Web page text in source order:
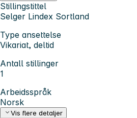
Stillingstittel
Selger Lindex Sortland
Type ansettelse
Vikariat, deltid
Antall stillinger
1
Arbeidsspråk
Norsk
Vis flere detaljer